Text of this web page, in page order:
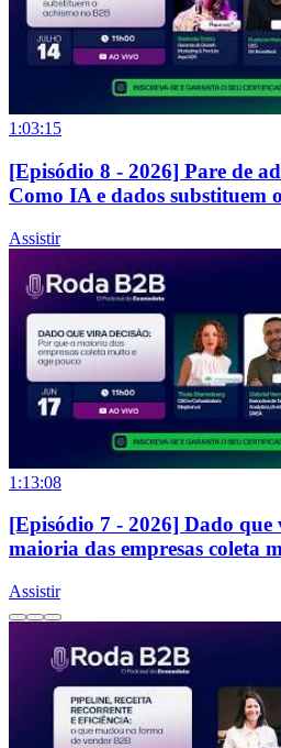
1:03:15
[Episódio 8 - 2026] Pare de
Como IA e dados substituem
Assistir
1:13:08
[Episódio 7 - 2026] Dado
maioria das empresas coleta
Assistir